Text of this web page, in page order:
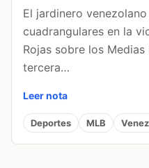
El jardinero
cuadrangulares en la
Rojas sobre los Medias
tercera…
Leer nota
Deportes MLB